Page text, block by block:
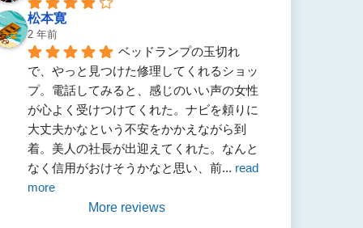
松本寛
2 年前
ベッドランプの玉切れ
で、やっと見つけた修理してくれるショッ
プ。電話してみると、感じのいい声の女性
が心よく受けつけてくれた。ナビを頼りに
大丈夫かなという不安をかかえながら到
着。美人の社長が出迎えてくれた。なんと
なく信用がおけそうかなと思い、前... read
more
More reviews